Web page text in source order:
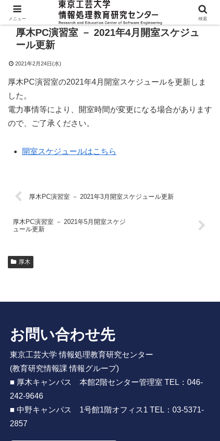
厚木PC演習室 － 2021年4月開室スケジュ
ール更新
2021年2月24日(水)
厚木PC演習室の2021年4月開室スケジュールを更新しま
した。
電力事情等により、開室時間が変更になる場合があります
ので、ご了承ください。
開室スケジュールはこちら
厚木PC演習室 － 2021年3月開室スケジュール更新
厚木PC演習室 － 2021年5月開室スケジ
ュール更新
厚木
お問い合わせ先
東京工芸大学 情報処理教育研究センター
(教育研究情報課 情報グループ)
■ 厚木キャンパス 本館2階センター管理室 TEL：046-
242-9646
■ 中野キャンパス 1号館1階オフィス1 TEL：03-5371-
2857
メニュー 検索